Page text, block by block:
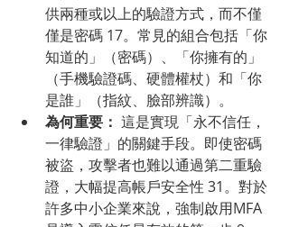
供兩種或以上的驗證方式，而不僅
僅是密碼 17。常見的組合包括「你
知道的」（密碼）、「你擁有的」
（手機驗證碼、硬體權杖）和「你
是誰」（指紋、臉部辨識）。
為何重要： 這是實現「永不信任，
一律驗證」的關鍵手段。即使密碼
被盜，攻擊者也難以通過第二重驗
證，大幅提高帳戶安全性 31。對於
許多中小企業來說，強制啟用MFA